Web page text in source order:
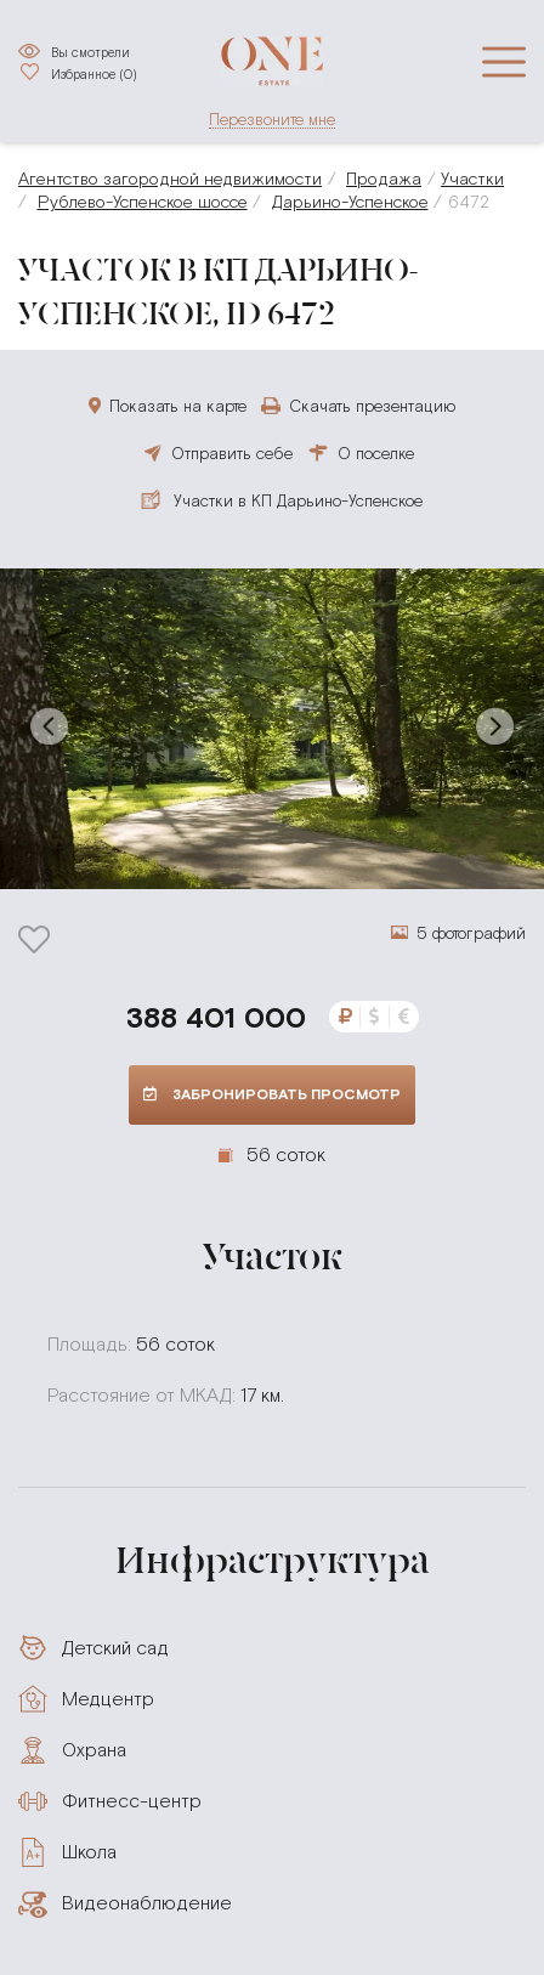
Избранное (0)
Вы смотрели
Перезвоните мне
Агентство загородной недвижимости Продажа
Участки
Рублево-Успенское шоссе
Дарьино-Успенское 6472
УЧАСТОК В КП ДАРЬИНО-
УСПЕНСКОЕ, ID 6472
Показать на карте Скачать презентацию
Отправить себе О поселке
Участки в КП Дарьино-Успенское
5 фотографий
388 401 000
ЗАБРОНИРОВАТЬ ПРОСМОТР
56 соток
Участок
Площадь: 56 соток
Расстояние от МКАД: 17 км.
Инфраструктура
Детский сад
Медцентр
Охрана
Фитнесс-центр
Школа
Видеонаблюдение